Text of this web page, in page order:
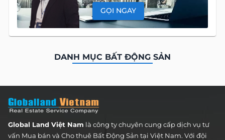
GỌI NGAY
DANH MỤC BẤT ĐỘNG SẢN